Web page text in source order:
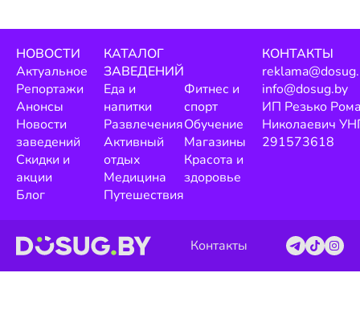
НОВОСТИ
Актуальное
Репортажи
Анонсы
Новости
заведений
Скидки и
акции
Блог
КАТАЛОГ
ЗАВЕДЕНИЙ
Еда и
напитки
Развлечения
Активный
отдых
Медицина
Путешествия
Фитнес и
спорт
Обучение
Магазины
Красота и
здоровье
КОНТАКТЫ
info@dosug.by
ИП Резько
Николаевич
291573618
Контакты